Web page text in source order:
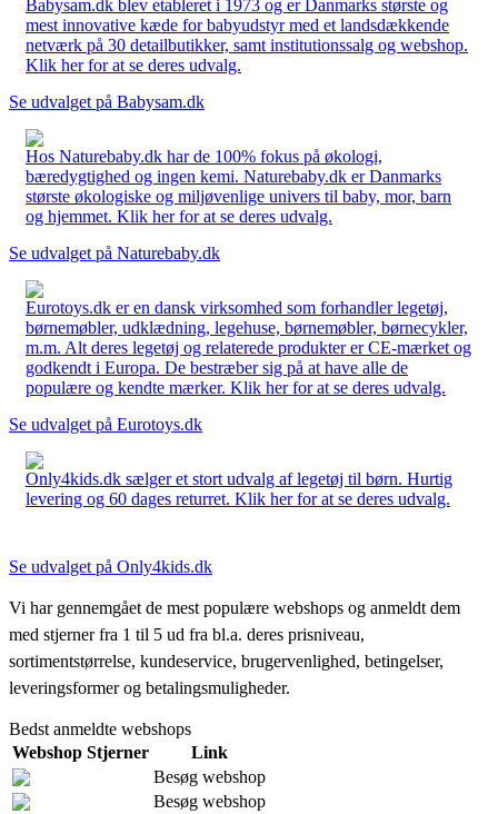
Babysam.dk blev etableret i 1973 og er Danmarks største og
mest innovative kæde for babyudstyr med et landsdækkende
netværk på 30 detailbutikker, samt institutionssalg og webshop.
Klik her for at se deres udvalg.
Se udvalget på Babysam.dk
Hos Naturebaby.dk har de 100% fokus på økologi,
bæredygtighed og ingen kemi. Naturebaby.dk er Danmarks
største økologiske og miljøvenlige univers til baby, mor, barn
og hjemmet. Klik her for at se deres udvalg.
Se udvalget på Naturebaby.dk
Eurotoys.dk er en dansk virksomhed som forhandler legetøj,
børnemøbler, udklædning, legehuse, børnemøbler, børnecykler,
m.m. Alt deres legetøj og relaterede produkter er CE-mærket og
godkendt i Europa. De bestræber sig på at have alle de
populære og kendte mærker. Klik her for at se deres udvalg.
Se udvalget på Eurotoys.dk
Only4kids.dk sælger et stort udvalg af legetøj til børn. Hurtig
levering og 60 dages returret. Klik her for at se deres udvalg.
Se udvalget på Only4kids.dk
Vi har gennemgået de mest populære webshops og anmeldt dem
med stjerner fra 1 til 5 ud fra bl.a. deres prisniveau,
sortimentstørrelse, kundeservice, brugervenlighed, betingelser,
leveringsformer og betalingsmuligheder.
Bedst anmeldte webshops
Webshop Stjerner
Link
Besøg webshop
Besøg webshop